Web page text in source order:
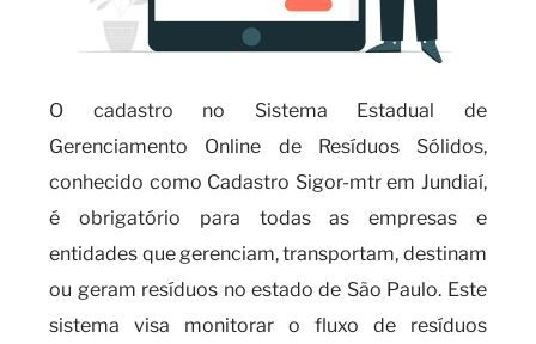
O cadastro no Sistema Estadual de
Gerenciamento Online de Resíduos Sólidos,
conhecido como Cadastro Sigor-mtr em Jundiaí,
é obrigatório para todas as empresas e
entidades que gerenciam, transportam, destinam
ou geram resíduos no estado de São Paulo. Este
sistema visa monitorar o fluxo de resíduos